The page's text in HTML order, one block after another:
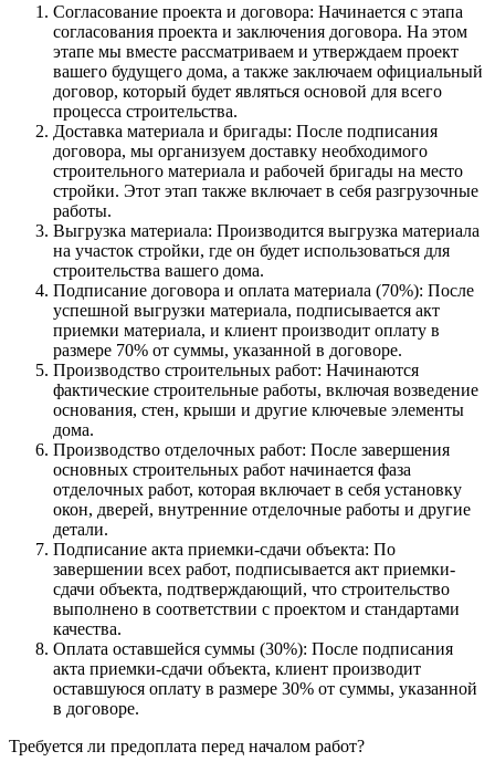
Согласование проекта и договора: Начинается с этапа
согласования проекта и заключения договора. На этом
этапе мы вместе рассматриваем и утверждаем проект
вашего будущего дома, а также заключаем официальный
договор, который будет являться основой для всего
процесса строительства.
Доставка материала и бригады: После подписания
договора, мы организуем доставку необходимого
строительного материала и рабочей бригады на место
стройки. Этот этап также включает в себя разгрузочные
работы.
Выгрузка материала: Производится выгрузка материала
на участок стройки, где он будет использоваться для
строительства вашего дома.
Подписание договора и оплата материала (70%): После
успешной выгрузки материала, подписывается акт
приемки материала, и клиент производит оплату в
размере 70% от суммы, указанной в договоре.
Производство строительных работ: Начинаются
фактические строительные работы, включая возведение
основания, стен, крыши и другие ключевые элементы
дома.
Производство отделочных работ: После завершения
основных строительных работ начинается фаза
отделочных работ, которая включает в себя установку
окон, дверей, внутренние отделочные работы и другие
детали.
Подписание акта приемки-сдачи объекта: По
завершении всех работ, подписывается акт приемки-
сдачи объекта, подтверждающий, что строительство
выполнено в соответствии с проектом и стандартами
качества.
Оплата оставшейся суммы (30%): После подписания
акта приемки-сдачи объекта, клиент производит
оставшуюся оплату в размере 30% от суммы, указанной
в договоре.
Требуется ли предоплата перед началом работ?